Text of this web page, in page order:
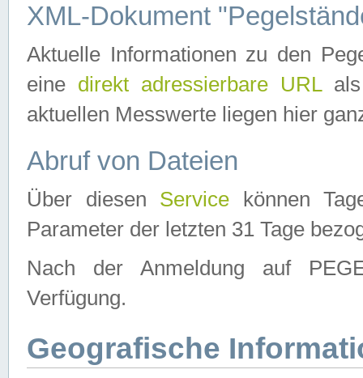
XML-Dokument
Aktuelle Informationen zu den
eine direkt adressierbare URLals
aktuellen Messwerte liegen hier
Abruf von Dateien
Über diesen Service können
Parameter der letzten 31 Tage
Nach der Anmeldung auf
Verfügung.
Geografische